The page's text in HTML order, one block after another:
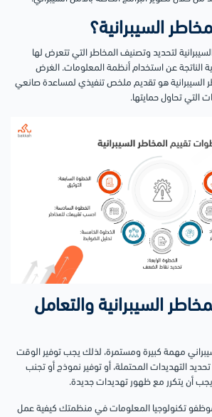
السيبرانية؟
لتحديد وتصنيف المخاطر التي تتعرض لها
الناتجة عن استخدام أنظمة المعلومات. الغرض
السيبرانية هو تقديم ملخص تنفيذي لمساعدة صانعي
التي تحاول حمايتها.
السيبرانية والتعامل
مهمة كبيرة ومستمرة، لذلك يجب توفير الوقت
التهديدات المحتملة، أو توفير نموذج أو تجنب
أن يتكرر مع ظهور تهديدات جديدة.
موظفو تكنولوجيا المعلومات في منظمتك كيفية عمل